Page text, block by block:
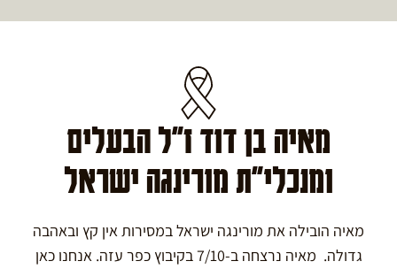
מאיה בן דוד ז"ל הבעלים
ומנכלי"ת מורינגה ישראל
מאיה הובילה את מורינגה ישראל במסירות אין קץ ובאהבה
גדולה. מאיה נרצחה ב-7/10 בקיבוץ כפר עזה. אנחנו כאן